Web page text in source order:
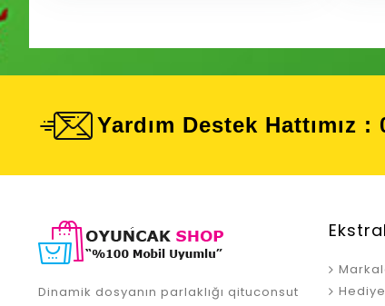
Yardım Destek Hattımız :
Dinamik dosyanın parlaklığı qituconsut